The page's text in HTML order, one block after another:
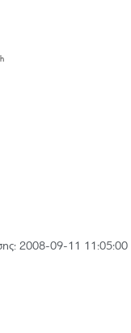
2008-09-11 11:05:00